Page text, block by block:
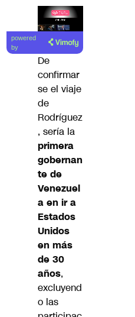
Lea el
artículo
powered
by
De
confirmar
se el viaje
de
Rodríguez
, sería la
primera
gobernan
te de
Venezuel
a en ir a
Estados
Unidos
en más
de 30
años,
excluyend
o las